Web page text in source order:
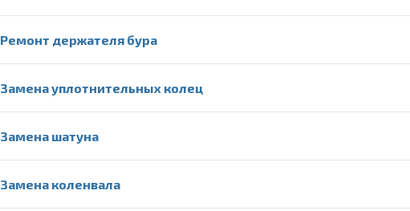
Ремонт держателя бура
Замена уплотнительных колец
Замена шатуна
Замена коленвала